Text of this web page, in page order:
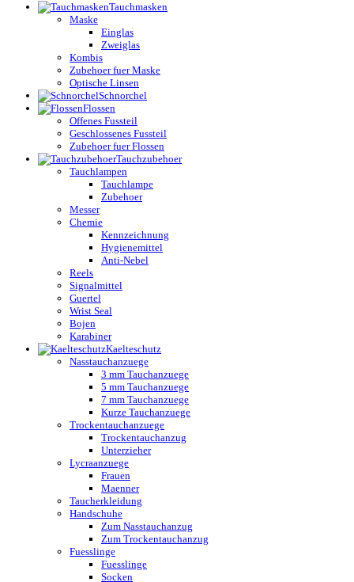
Tauchmasken
Maske
Einglas
Zweiglas
Kombis
Zubehoer fuer Maske
Optische Linsen
Schnorchel
Flossen
Offenes Fussteil
Geschlossenes Fussteil
Zubehoer fuer Flossen
Tauchzubehoer
Tauchlampen
Tauchlampe
Zubehoer
Messer
Chemie
Kennzeichnung
Hygienemittel
Anti-Nebel
Reels
Signalmittel
Guertel
Wrist Seal
Bojen
Karabiner
Kaelteschutz
Nasstauchanzuege
3 mm Tauchanzuege
5 mm Tauchanzuege
7 mm Tauchanzuege
Kurze Tauchanzuege
Trockentauchanzuege
Trockentauchanzug
Unterzieher
Lycraanzuege
Frauen
Maenner
Taucherkleidung
Handschuhe
Zum Nasstauchanzug
Zum Trockentauchanzug
Fuesslinge
Fuesslinge
Socken